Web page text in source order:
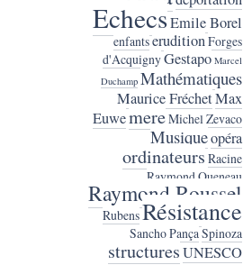
EchecsEmile Borel
enfantseruditionForges
d'AcquignyGestapo Marcel
Duchamp Mathématiques
Maurice FréchetMax
EuwemereMichel Zevaco
Musiqueopéra
ordinateurs Racine
Raymond Queneau
Raymond Roussel
RubensRésistance
Sancho PançaSpinoza
structuresUNESCO